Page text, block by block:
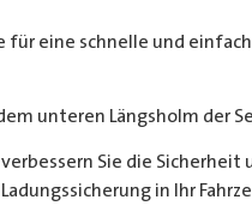
eine schnelle und
unteren Längsholm der
Sie die
in Ihr